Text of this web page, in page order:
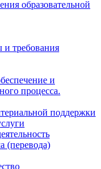
образовательной
и требования
и
процесса.
поддержки
(перевода)